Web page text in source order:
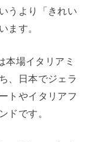
うより「きれい
ます。
本場イタリアミ
、日本でジェラ
トやイタリアフ
ドです。